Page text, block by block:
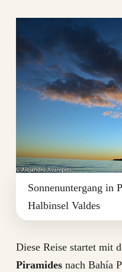
Sonnenuntergang in
Halbinsel Valdes
Diese Reise startet mit
Piramidesnach Bahía